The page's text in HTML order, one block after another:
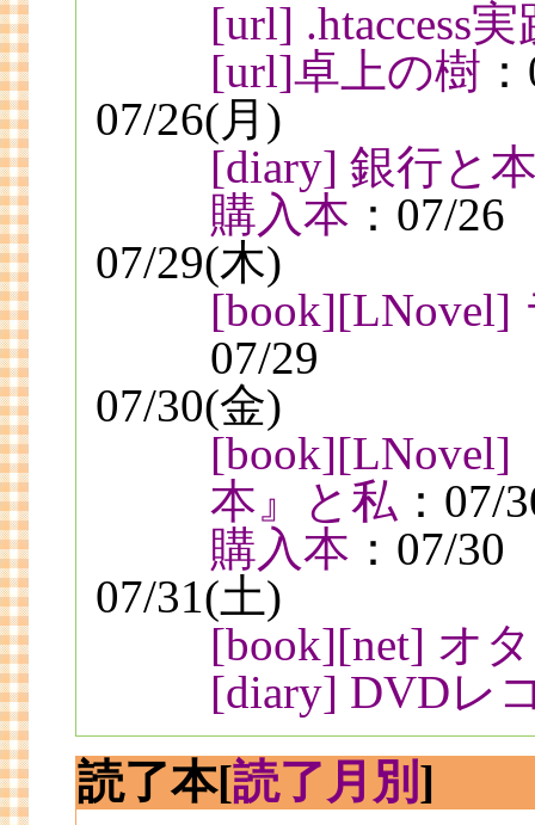
[url] .htaccess
[url]卓上の樹
07/26(月)
[diary] 銀行と
購入本 ：07/26
07/29(木)
[book][LNovel]
07/29
07/30(金)
[book][LNovel]
本』と私 ：07/
購入本 ：07/30
07/31(土)
[book][net] オ
[diary] DVDレ
読了本[読了月別 ]